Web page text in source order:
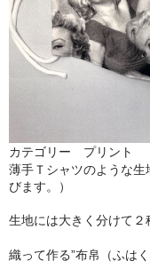
ブログ
カテゴリー プリント
薄手Ｔシャツのような
びます。）
生地には大きく分けて２
織って作る”布帛（ふはく